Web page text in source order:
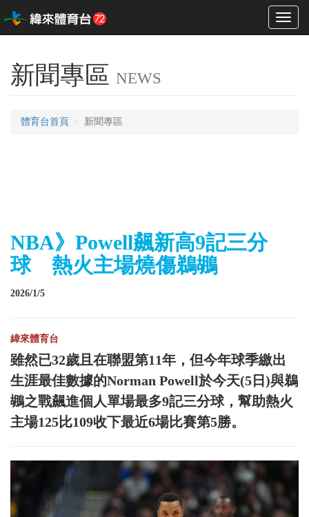
Toggle
新聞專區 NEWS
體育台首頁 新聞專區
NBA》Powell飆新高9記三分
球 熱火主場燒傷鵜鶘
2026/1/5
緯來體育台
雖然已32歲且在聯盟第11年，但今年球季繳出
生涯最佳數據的Norman Powell於今天(5日)與鵜
鶘之戰飆進個人單場最多9記三分球，幫助熱火
主場125比109收下最近6場比賽第5勝。